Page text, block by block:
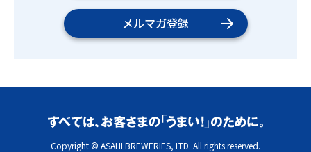
メルマガ登録
Copyright © ASAHI BREWERIES, LTD. All rights reserved.